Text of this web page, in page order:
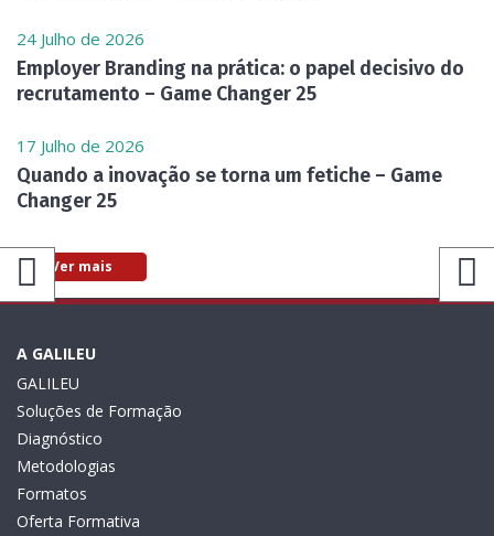
24 Julho de 2026
Employer Branding na prática: o papel decisivo do
recrutamento – Game Changer 25
17 Julho de 2026
Quando a inovação se torna um fetiche – Game
Changer 25
Ver mais
A GALILEU
GALILEU
Soluções de Formação
Diagnóstico
Metodologias
Formatos
Oferta Formativa